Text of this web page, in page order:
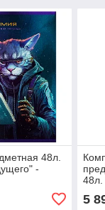
48л.
-
5